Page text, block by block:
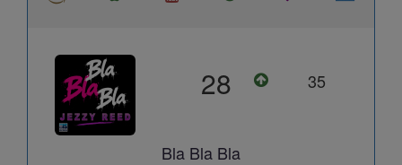
28 35
Bla Bla Bla